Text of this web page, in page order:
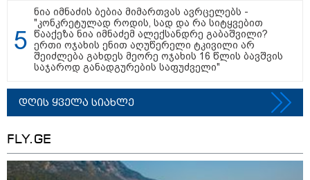
საქართველოს
თავისუფლებისთვის შეწირული
გმირების მემორიალზე
გაკეთდა" - "ნაციონალური
მოძრაობა"
19:03 / 08-08-2026
"მკაცრად ვგმობთ ირაკლი
"კოალიცია ცვლილებისთვის"
16:33 / 08-08-2026
ნია იმნაძის ბებია მიმართვას ავრცელებს -
"კონკრეტულად როდის, სად და რა სიტყვებით
წააქეზა ნია იმნაძემ ალექსანდრე გაბაშვილი?
ერთი ოჯახის ენით აღუწერელი ტკივილი არ
შეიძლება გახდეს მეორე ოჯახის 16 წლის ბავშვის
საჯაროდ განადგურების საფუძველი"
დღის ყველა სიახლე
FLY.GE